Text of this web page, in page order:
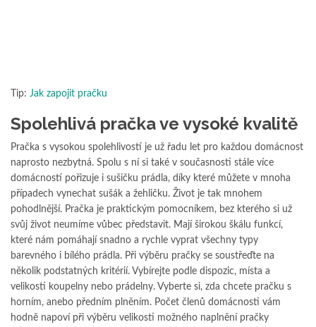
Tip: Jak zapojit pračku
Spolehlivá pračka ve vysoké kvalitě
Pračka s vysokou spolehlivostí je už řadu let pro každou domácnost
naprosto nezbytná. Spolu s ní si také v současnosti stále více
domácností pořizuje i sušičku prádla, díky které můžete v mnoha
případech vynechat sušák a žehličku. Život je tak mnohem
pohodlnější. Pračka je praktickým pomocníkem, bez kterého si už
svůj život neumíme vůbec představit. Mají širokou škálu funkcí,
které nám pomáhají snadno a rychle vyprat všechny typy
barevného i bílého prádla. Při výběru pračky se soustřeďte na
několik podstatných kritérií. Vybírejte podle dispozic, místa a
velikosti koupelny nebo prádelny. Vyberte si, zda chcete pračku s
horním, anebo předním plněním. Počet členů domácnosti vám
hodně napoví při výběru velikosti možného naplnění pračky